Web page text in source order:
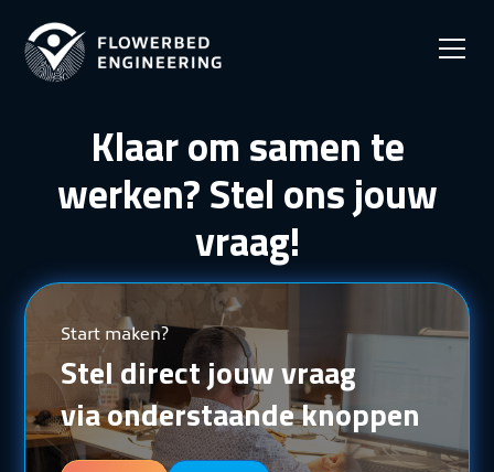
Klaar om samen te
werken? Stel ons jouw
vraag!
Start maken?
Stel direct jouw vraag
via onderstaande knoppen